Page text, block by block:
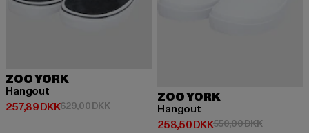
ZOO YORK
Hangout
257,89 DKK
Nuværende pris: 257,89 DKK
629,00 DKKKampagnepris: 629,00 DKK
ZOO YORK
Hangout
258,50 DKK
Nuværende pris: 258,50 DKK
550,00 DKK